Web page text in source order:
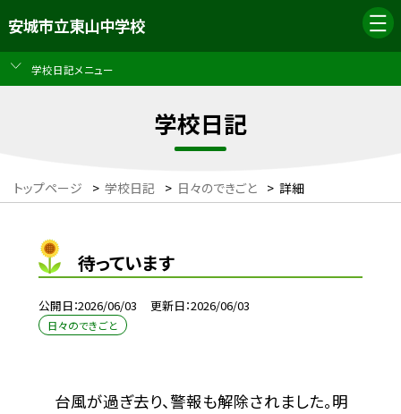
安城市立東山中学校
学校日記メニュー
学校日記
トップページ > 学校日記 > 日々のできごと > 詳細
待っています
公開日 2026/06/03 更新日 2026/06/03
日々のできごと
台風が過ぎ去り、警報も解除されました。明